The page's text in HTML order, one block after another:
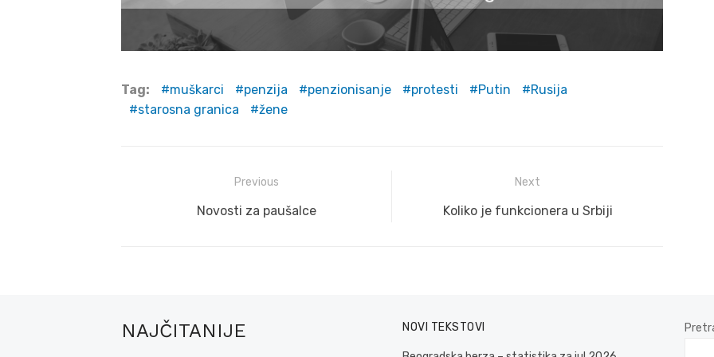
Tag: muškarci penzija penzionisanje protesti Putin
Rusija
starosna granica
žene
navigation
Previous
Previous
Novosti za paušalce
Next
Next
Koliko je funkcionera u Srbiji
NAJČITANIJE NOVI TEKSTOVI